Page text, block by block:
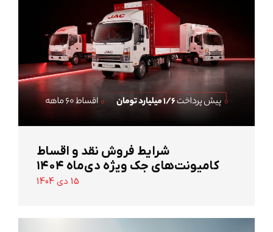
شرایط فروش نقد و اقساط
کامیونت‌های جک ویژه دی‌ماه ۱۴۰۴
15 دی 1404